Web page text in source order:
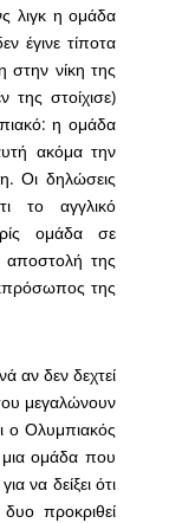
λιγκ η ομάδα
έγινε τίποτα
στην νίκη της
στοίχισε)
η ομάδα
ακόμα την
Οι δηλώσεις
το αγγλικό
ομάδα σε
αποστολή της
της
αν δεν δεχτεί
μεγαλώνουν
ο Ολυμπιακός
ομάδα που
να δείξει ότι
προκριθεί